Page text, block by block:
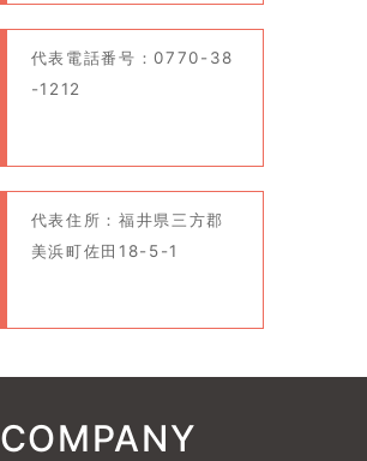
代表電話番号：0770-38
-1212
代表住所：福井県三方郡
美浜町佐田18-5-1
COMPANY